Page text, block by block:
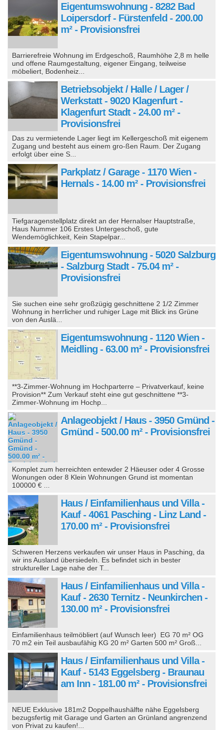
Eigentumswohnung - 8282 Bad
Loipersdorf - Fürstenfeld - 200.00
m² - Provisionsfrei
Barrierefreie Wohnung im Erdgeschoß, Raumhöhe 2,8 m helle
und offene Raumgestaltung, eigener Eingang, teilweise
möbeliert, Bodenheiz...
Betriebsobjekt / Halle / Lager /
Werkstatt - 9020 Klagenfurt -
Klagenfurt Stadt - 24.00 m² -
Provisionsfrei
Das zu vermietende Lager liegt im Kellergeschoß mit eigenem
Zugang und besteht aus einem gro-ßen Raum. Der Zugang
erfolgt über eine S...
Parkplatz / Garage - 1170 Wien -
Hernals - 14.00 m² - Provisionsfrei
Tiefgaragenstellplatz direkt an der Hernalser Hauptstraße,
Haus Nummer 106 Erstes Untergeschoß, gute
Wendemöglichkeit, Kein Stapelpar...
Eigentumswohnung - 5020 Salzburg
- Salzburg Stadt - 75.04 m² -
Provisionsfrei
Sie suchen eine sehr großzügig geschnittene 2 1/2 Zimmer
Wohnung in herrlicher und ruhiger Lage mit Blick ins Grüne
von den Auslä...
Eigentumswohnung - 1120 Wien -
Meidling - 63.00 m² - Provisionsfrei
**3-Zimmer-Wohnung im Hochparterre – Privatverkauf, keine
Provision** Zum Verkauf steht eine gut geschnittene **3-
Zimmer-Wohnung im Hochp...
Anlageobjekt / Haus - 3950 Gmünd -
Gmünd - 500.00 m² - Provisionsfrei
Komplet zum herreichten entewder 2 Häeuser oder 4 Grosse
Wonungen oder 8 Klein Wohnungen Grund ist momentan
100000 € ...
Haus / Einfamilienhaus und Villa -
Kauf - 4061 Pasching - Linz Land -
170.00 m² - Provisionsfrei
Schweren Herzens verkaufen wir unser Haus in Pasching, da
wir ins Ausland übersiedeln. Es befindet sich in bester
struktureller Lage nahe der T...
Haus / Einfamilienhaus und Villa -
Kauf - 2630 Ternitz - Neunkirchen -
130.00 m² - Provisionsfrei
Einfamilienhaus teilmöbliert (auf Wunsch leer) EG 70 m² OG
70 m2 ein Teil ausbaufähig KG 20 m² Garten 500 m² Groß...
Haus / Einfamilienhaus und Villa -
Kauf - 5143 Eggelsberg - Braunau
am Inn - 181.00 m² - Provisionsfrei
NEUE Exklusive 181m2 Doppelhaushälfte nähe Eggelsberg
bezugsfertig mit Garage und Garten an Grünland angrenzend
von Privat zu kaufen!...